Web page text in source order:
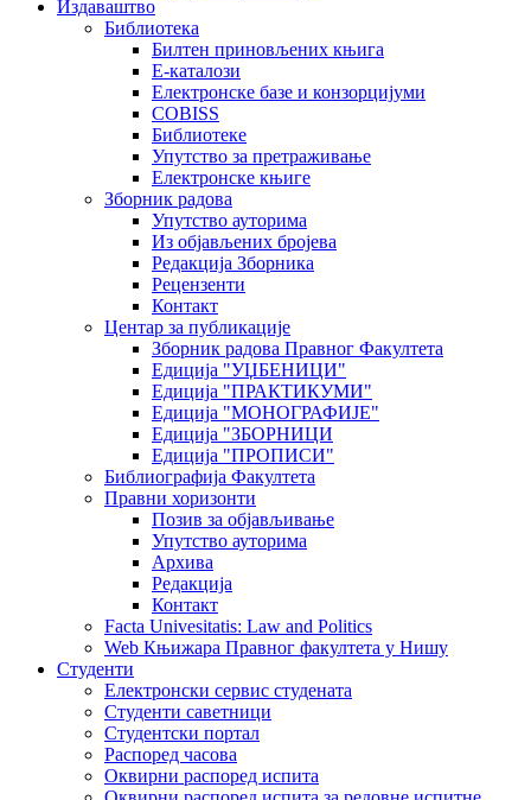
Издаваштво
Библиотека
Билтен приновљених књига
Е-каталози
Електронске базе и конзорцијуми
COBISS
Библиотеке
Упутство за претраживање
Електронске књиге
Зборник радова
Упутство ауторима
Из објављених бројева
Редакција Зборника
Рецензенти
Контакт
Центар за публикације
Зборник радова Правног Факултета
Едиција "УЏБЕНИЦИ"
Едиција "ПРАКТИКУМИ"
Едиција "МОНОГРАФИЈЕ"
Едиција "ЗБОРНИЦИ
Едиција "ПРОПИСИ"
Библиографија Факултета
Правни хоризонти
Позив за објављивање
Упутство ауторима
Архива
Редакција
Контакт
Facta Univesitatis: Law and Politics
Web Књижара Правног факултета у Нишу
Студенти
Електронски сервис студената
Студенти саветници
Студентски портал
Распоред часова
Оквирни распоред испита